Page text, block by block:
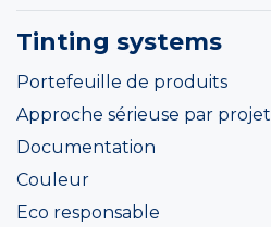
Tinting systems
Portefeuille de produits
Approche sérieuse par projet
Documentation
Couleur
Eco responsable